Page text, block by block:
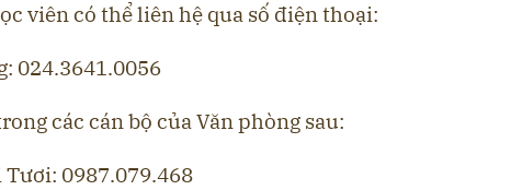
viên có thể liên hệ qua số điện thoại:
024.3641.0056
các cán bộ của Văn phòng sau:
Tươi: 0987.079.468